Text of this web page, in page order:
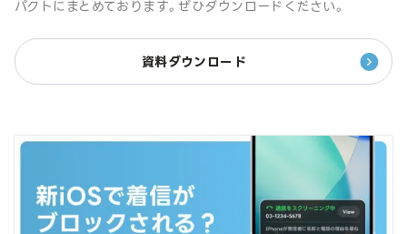
パクトにまとめております。ぜひダウンロードください。
資料ダウンロード